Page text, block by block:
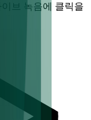
브 녹음에 클릭을